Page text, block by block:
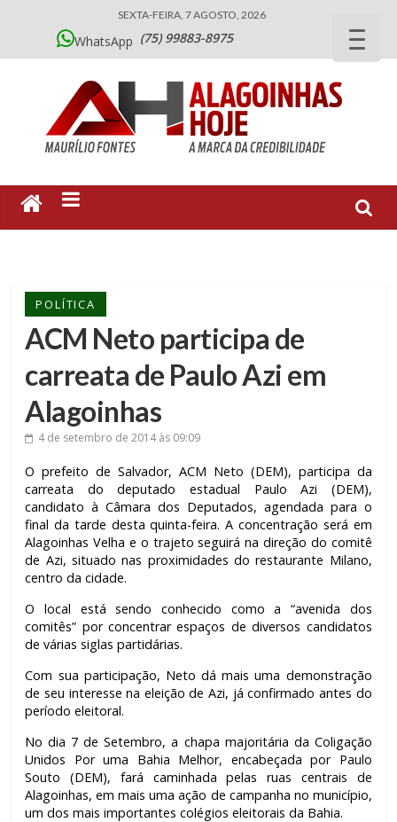
SEXTA-FEIRA, 7 AGOSTO, 2026
WhatsApp (75) 99883-8975
POLÍTICA
ACM Neto participa de
carreata de Paulo Azi em
Alagoinhas
4 de setembro de 2014às 09:09
O prefeito de Salvador, ACM Neto (DEM), participa da
carreata do deputado estadual Paulo Azi (DEM),
candidato à Câmara dos Deputados, agendada para o
final da tarde desta quinta-feira. A concentração será em
Alagoinhas Velha e o trajeto seguirá na direção do comitê
de Azi, situado nas proximidades do restaurante Milano,
centro da cidade.
O local está sendo conhecido como a “avenida dos
comitês” por concentrar espaços de diversos candidatos
de várias siglas partidárias.
Com sua participação, Neto dá mais uma demonstração
de seu interesse na eleição de Azi, já confirmado antes do
período eleitoral.
No dia 7 de Setembro, a chapa majoritária da Coligação
Unidos Por uma Bahia Melhor, encabeçada por Paulo
Souto (DEM), fará caminhada pelas ruas centrais de
Alagoinhas, em mais uma ação de campanha no município,
um dos mais importantes colégios eleitorais da Bahia.